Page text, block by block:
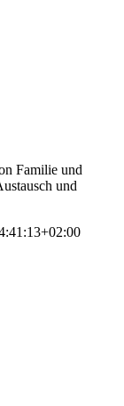
Familie und
und